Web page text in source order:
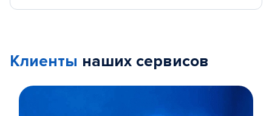
Клиенты наших сервисов